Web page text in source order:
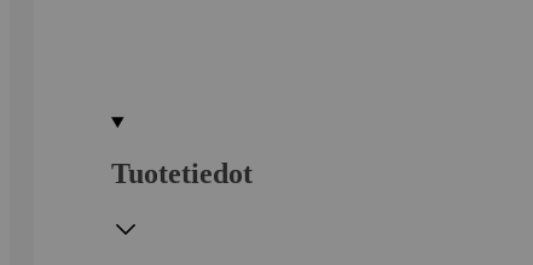
Tuotetiedot